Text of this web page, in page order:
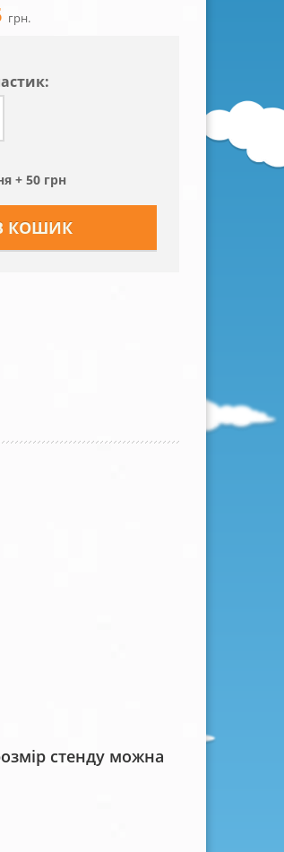
грн.
+ 50 грн
стенду можна